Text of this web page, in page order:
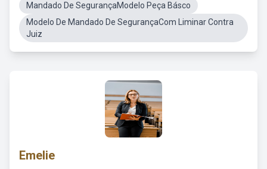
Mandado De SegurançaModelo Peça Básco
Modelo De Mandado De SegurançaCom Liminar Contra
Juiz
Emelie